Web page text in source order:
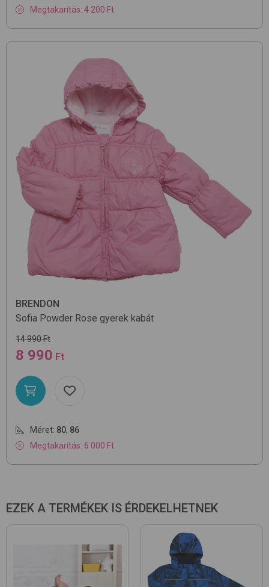
Megtakarítás: 4 200 Ft
BRENDON
Sofia Powder Rose gyerek kabát
14 990 Ft
8 990 Ft
Méret: 80, 86
Megtakarítás: 6 000 Ft
EZEK A TERMÉKEK IS ÉRDEKELHETNEK